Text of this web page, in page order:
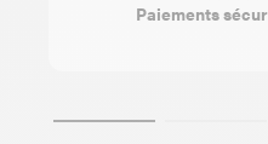
Paiements